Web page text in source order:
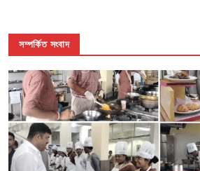
সম্পর্কিত সংবাদ